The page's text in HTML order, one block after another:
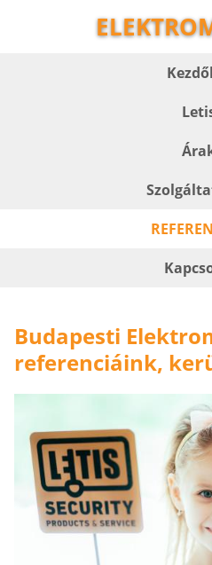
Budapesti
referenciáink,